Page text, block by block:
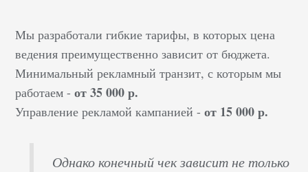
Мы разработали гибкие тарифы, в которых цена
ведения преимущественно зависит от бюджета.
Минимальный рекламный транзит, с которым мы
работаем -от 35 000 р.
Управление рекламой кампанией -от 15 000 р.
Однако конечный чек зависит не только